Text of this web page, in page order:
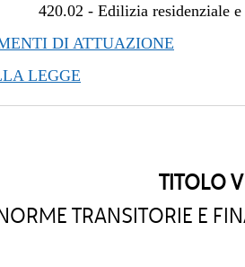
al 04/01/2018
al 26/07/2017
420.02 -Edilizia residenziale
DI ATTUAZIONE
LEGGE
TITOLO V
TRANSITORIE E